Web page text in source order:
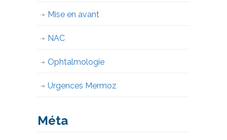
Mise en avant
NAC
Ophtalmologie
Urgences Mermoz
Méta